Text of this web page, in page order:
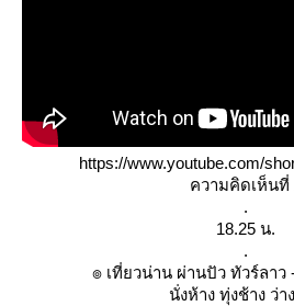
https://www.youtube.com/
ความคิดเห็นที่
.
18.25 น.
.
๏ เที่ยวน่าน ผ่านปัว ทัวร์ลาว
นั่งห้าง ทุ่งช้าง ว่า